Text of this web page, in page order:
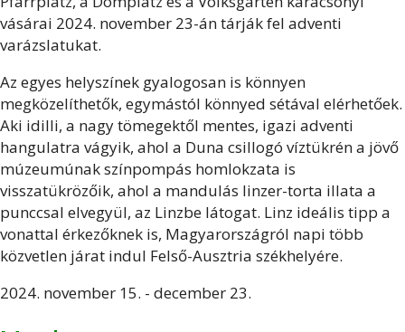
vásárai 2024. november 23-án tárják fel adventi
varázslatukat.
Az egyes helyszínek gyalogosan is könnyen
megközelíthetők, egymástól könnyed sétával elérhetőek.
Aki idilli, a nagy tömegektől mentes, igazi adventi
hangulatra vágyik, ahol a Duna csillogó víztükrén a jövő
múzeumúnak színpompás homlokzata is
visszatükrözőik, ahol a mandulás linzer-torta illata a
punccsal elvegyül, az Linzbe látogat. Linz ideális tipp a
vonattal érkezőknek is, Magyarországról napi több
közvetlen járat indul Felső-Ausztria székhelyére.
2024. november 15. - december 23.